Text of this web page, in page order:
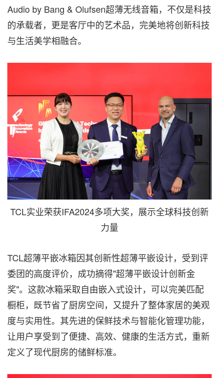
Audio by Bang & Olufsen超薄无线音箱，不仅是科技
的承载者，更是客厅中的艺术品，完美地将创新科技
与生活美学相融合。
TCL实业荣获IFA2024多项大奖，展示全球科技创新
力量
TCL超薄平嵌冰箱因其创新性超薄平嵌设计，受到评
委团的高度评价，成功摘得"超薄平嵌设计创新金
奖"。这款冰箱采取自由嵌入式设计，可以完美匹配
橱柜，既节省了厨房空间，又提升了整体家居的美观
度与实用性。其先进的保鲜技术与智能化管理功能，
让用户享受到了便捷、高效、健康的生活方式，重新
定义了现代厨房的储鲜标准。